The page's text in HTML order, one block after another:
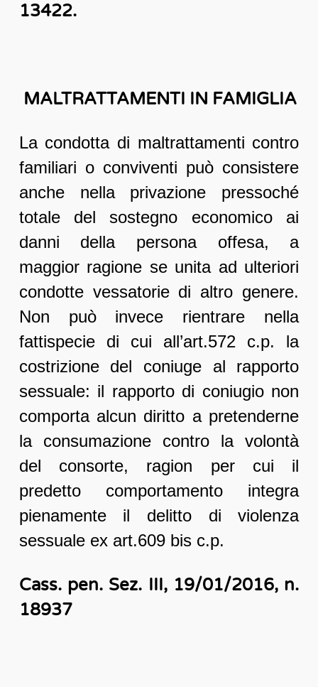
13422.
MALTRATTAMENTI IN FAMIGLIA
La condotta di maltrattamenti contro
familiari o conviventi può consistere
anche nella privazione pressoché
totale del sostegno economico ai
danni della persona offesa, a
maggior ragione se unita ad ulteriori
condotte vessatorie di altro genere.
Non può invece rientrare nella
fattispecie di cui all’art.572 c.p. la
costrizione del coniuge al rapporto
sessuale: il rapporto di coniugio non
comporta alcun diritto a pretenderne
la consumazione contro la volontà
del consorte, ragion per cui il
predetto comportamento integra
pienamente il delitto di violenza
sessuale ex art.609 bis c.p.
Cass. pen. Sez. III, 19/01/2016, n.
18937